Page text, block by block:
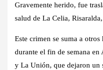
Gravemente herido, fue
salud de La Celia,
Este crimen se suma a
durante el fin de semana
y La Unión, que dejaron un